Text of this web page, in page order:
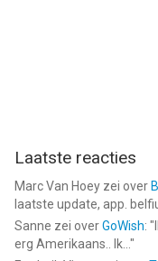
Laatste reacties
Marc Van Hoey zei over
laatste update, app.
Sanne zei overGoWish: "
erg Amerikaans.. Ik... "